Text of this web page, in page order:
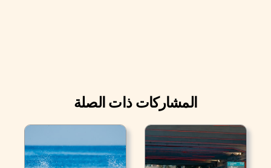
المشاركات ذات الصلة